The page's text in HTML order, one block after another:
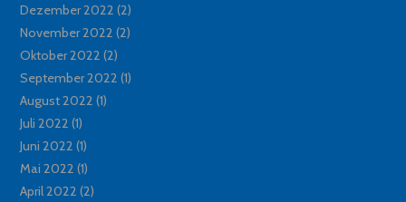
Dezember 2022 (2)
November 2022 (2)
Oktober 2022 (2)
September 2022 (1)
August 2022 (1)
Juli 2022 (1)
Juni 2022 (1)
Mai 2022 (1)
April 2022 (2)